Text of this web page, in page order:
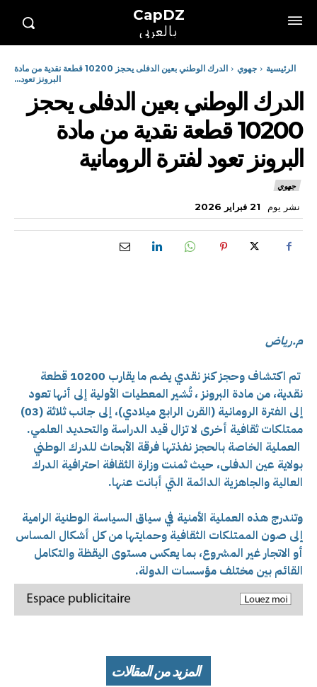
CapDZ
بالعربي
الرئيسية جهوي
الدرك الوطني بعين الدفلى يحجز 10200 قطعة نقدية من مادة
البرونز تعود...
الدرك الوطني بعين الدفلى يحجز
10200 قطعة نقدية من مادة
البرونز تعود لفترة الرومانية
جهوي
نشر يوم 21 فبراير 2026
م.رياض
تم اكتشاف وحجز كنز نقدي يضم ما يقارب 10200 قطعة
نقدية، من مادة البرونز ، تُشير المعطيات الأولية إلى أنها تعود
إلى الفترة الرومانية (القرن الرابع ميلادي)، إلى جانب ثلاثة (03)
ممتلكات ثقافية أخرى لا تزال قيد الدراسة والتحديد العلمي.
العملية الخاصة بالحجز نفذتها فرقة الأبحاث للدرك الوطني
بولاية عين الدفلى، حيث ثمنت وزارة الثقافة احترافية الدرك
العالية والجاهزية الدائمة التي أبانت عنها.
وتندرج هذه العملية الأمنية في سياق السياسة الوطنية الرامية
إلى صون الممتلكات الثقافية وحمايتها من كل أشكال المساس
أو الاتجار غير المشروع، بما يعكس مستوى اليقظة والتكامل
القائم بين مختلف مؤسسات الدولة.
المزيد من المقالات